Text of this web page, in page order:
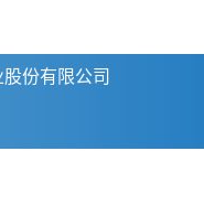
份有限公司